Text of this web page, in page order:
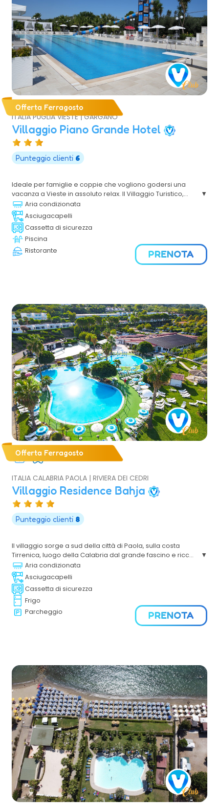
Offerta Ferragosto
ITALIA PUGLIA VIESTE | GARGANO
Villaggio Piano Grande Hotel
Punteggio clienti 6
Ideale per famiglie e coppie che vogliono godersi una
vacanza a Vieste in assoluto relax. Il Villaggio Turistico,
immerso nel verde, si trova sul tratto di costa che va da
Vieste a Peschici, in uno degli scenari più suggestivi del
Gargano.
Aria condizionata
Asciugacapelli
Cassetta di sicurezza
Piscina
Ristorante
PRENOTA
Offerta Ferragosto
ITALIA CALABRIA PAOLA | RIVIERA DEI CEDRI
Villaggio Residence Bahja
Punteggio clienti 8
Il villaggio sorge a sud della città di Paola, sulla costa
Tirrenica, luogo della Calabria dal grande fascino e ricco
di bellezze naturali, circondato da una spettacolare
macchia mediterranea, si può accedere direttamente
alla spiaggia per godere in tutta tranquillità e relax le
vacanze al mare.
Aria condizionata
Asciugacapelli
Cassetta di sicurezza
Frigo
Parcheggio
PRENOTA